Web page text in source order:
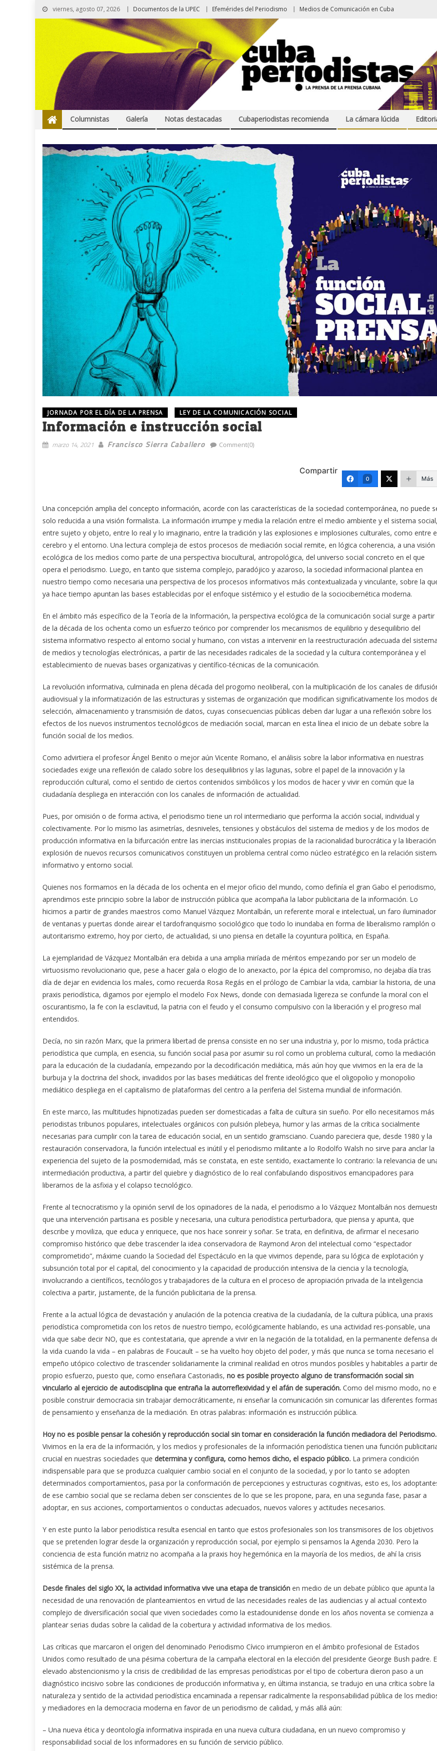
viernes, agosto 07, 2026 Documentos de la UPEC Efemérides del Periodismo Medios de Comunicación en Cuba
Columnistas Galería Notas destacadas Cubaperiodistas recomienda La cámara lúcida
JORNADA POR EL DÍA DE LA PRENSA LEY DE LA COMUNICACIÓN SOCIAL
Información e instrucción social
marzo 14, 2021 Francisco Sierra Caballero Comment(0)
Compartir
0 Más
Una concepción amplia del concepto información, acorde con las características de la sociedad contemporánea, no puede
solo reducida a una visión formalista. La información irrumpe y media la relación entre el medio ambiente y el sistema
entre sujeto y objeto, entre lo real y lo imaginario, entre la tradición y las explosiones e implosiones culturales, como entre
cerebro y el entorno. Una lectura compleja de estos procesos de mediación social remite, en lógica coherencia, a una visión
ecológica de los medios como parte de una perspectiva biocultural, antropológica, del universo social concreto en el que
opera el periodismo. Luego, en tanto que sistema complejo, paradójico y azaroso, la sociedad informacional plantea en
nuestro tiempo como necesaria una perspectiva de los procesos informativos más contextualizada y vinculante, sobre la
ya hace tiempo apuntan las bases establecidas por el enfoque sistémico y el estudio de la sociocibernética moderna.
En el ámbito más específico de la Teoría de la Información, la perspectiva ecológica de la comunicación social surge a partir
de la década de los ochenta como un esfuerzo teórico por comprender los mecanismos de equilibrio y desequilibrio del
sistema informativo respecto al entorno social y humano, con vistas a intervenir en la reestructuración adecuada del
de medios y tecnologías electrónicas, a partir de las necesidades radicales de la sociedad y la cultura contemporánea y el
establecimiento de nuevas bases organizativas y científico-técnicas de la comunicación.
La revolución informativa, culminada en plena década del progomo neoliberal, con la multiplicación de los canales de
audiovisual y la informatización de las estructuras y sistemas de organización que modifican significativamente los modos
selección, almacenamiento y transmisión de datos, cuyas consecuencias públicas deben dar lugar a una reflexión sobre los
efectos de los nuevos instrumentos tecnológicos de mediación social, marcan en esta línea el inicio de un debate sobre la
función social de los medios.
Como advirtiera el profesor Ángel Benito o mejor aún Vicente Romano, el análisis sobre la labor informativa en nuestras
sociedades exige una reflexión de calado sobre los desequilibrios y las lagunas, sobre el papel de la innovación y la
reproducción cultural, como el sentido de ciertos contenidos simbólicos y los modos de hacer y vivir en común que la
ciudadanía despliega en interacción con los canales de información de actualidad.
Pues, por omisión o de forma activa, el periodismo tiene un rol intermediario que performa la acción social, individual y
colectivamente. Por lo mismo las asimetrías, desniveles, tensiones y obstáculos del sistema de medios y de los modos de
producción informativa en la bifurcación entre las inercias institucionales propias de la racionalidad burocrática y la
explosión de nuevos recursos comunicativos constituyen un problema central como núcleo estratégico en la relación
informativo y entorno social.
Quienes nos formamos en la década de los ochenta en el mejor oficio del mundo, como definía el gran Gabo el periodismo,
aprendimos este principio sobre la labor de instrucción pública que acompaña la labor publicitaria de la información. Lo
hicimos a partir de grandes maestros como Manuel Vázquez Montalbán, un referente moral e intelectual, un faro iluminador
de ventanas y puertas donde airear el tardofranquismo sociológico que todo lo inundaba en forma de liberalismo ramplón o
autoritarismo extremo, hoy por cierto, de actualidad, si uno piensa en detalle la coyuntura política, en España.
La ejemplaridad de Vázquez Montalbán era debida a una amplia miríada de méritos empezando por ser un modelo de
virtuosismo revolucionario que, pese a hacer gala o elogio de lo anexacto, por la épica del compromiso, no dejaba día tras
día de dejar en evidencia los males, como recuerda Rosa Regás en el prólogo de Cambiar la vida, cambiar la historia, de una
praxis periodística, digamos por ejemplo el modelo Fox News, donde con demasiada ligereza se confunde la moral con el
oscurantismo, la fe con la esclavitud, la patria con el feudo y el consumo compulsivo con la liberación y el progreso mal
entendidos.
Decía, no sin razón Marx, que la primera libertad de prensa consiste en no ser una industria y, por lo mismo, toda práctica
periodística que cumpla, en esencia, su función social pasa por asumir su rol como un problema cultural, como la mediación
para la educación de la ciudadanía, empezando por la decodificación mediática, más aún hoy que vivimos en la era de la
burbuja y la doctrina del shock, invadidos por las bases mediáticas del frente ideológico que el oligopolio y monopolio
mediático despliega en el capitalismo de plataformas del centro a la periferia del Sistema mundial de información.
En este marco, las multitudes hipnotizadas pueden ser domesticadas a falta de cultura sin sueño. Por ello necesitamos más
periodistas tribunos populares, intelectuales orgánicos con pulsión plebeya, humor y las armas de la crítica socialmente
necesarias para cumplir con la tarea de educación social, en un sentido gramsciano. Cuando pareciera que, desde 1980 y la
restauración conservadora, la función intelectual es inútil y el periodismo militante a lo Rodolfo Walsh no sirve para anclar la
experiencia del sujeto de la posmodernidad, más se constata, en este sentido, exactamente lo contrario: la relevancia de
intermediación productiva, a partir del quiebre y diagnóstico de lo real confabulando dispositivos emancipadores para
liberarnos de la asfixia y el colapso tecnológico.
Frente al tecnocratismo y la opinión servil de los opinadores de la nada, el periodismo a lo Vázquez Montalbán nos
que una intervención partisana es posible y necesaria, una cultura periodística perturbadora, que piensa y apunta, que
describe y moviliza, que educa y enriquece, que nos hace sonreir y soñar. Se trata, en definitiva, de afirmar el necesario
compromiso histórico que debe trascender la idea conservadora de Raymond Aron del intelectual como “espectador
comprometido”, máxime cuando la Sociedad del Espectáculo en la que vivimos depende, para su lógica de explotación y
subsunción total por el capital, del conocimiento y la capacidad de producción intensiva de la ciencia y la tecnología,
involucrando a científicos, tecnólogos y trabajadores de la cultura en el proceso de apropiación privada de la inteligencia
colectiva a partir, justamente, de la función publicitaria de la prensa.
Frente a la actual lógica de devastación y anulación de la potencia creativa de la ciudadanía, de la cultura pública, una praxis
periodística comprometida con los retos de nuestro tiempo, ecológicamente hablando, es una actividad res-ponsable, una
vida que sabe decir NO, que es contestataria, que aprende a vivir en la negación de la totalidad, en la permanente defensa
la vida cuando la vida – en palabras de Foucault – se ha vuelto hoy objeto del poder, y más que nunca se torna necesario el
empeño utópico colectivo de trascender solidariamente la criminal realidad en otros mundos posibles y habitables a partir
propio esfuerzo, puesto que, como enseñara Castoriadis, no es posible proyecto alguno de transformación social sin
vincularlo al ejercicio de autodisciplina que entraña la autorreflexividad y el afán de superación. Como del mismo modo, no
posible construir democracia sin trabajar democráticamente, ni enseñar la comunicación sin comunicar las diferentes
de pensamiento y enseñanza de la mediación. En otras palabras: información es instrucción pública.
Hoy no es posible pensar la cohesión y reproducción social sin tomar en consideración la función mediadora del Periodismo.
Vivimos en la era de la información, y los medios y profesionales de la información periodística tienen una función
crucial en nuestras sociedades que determina y configura, como hemos dicho, el espacio público. La primera condición
indispensable para que se produzca cualquier cambio social en el conjunto de la sociedad, y por lo tanto se adopten
determinados comportamientos, pasa por la conformación de percepciones y estructuras cognitivas, esto es, los
de ese cambio social que se reclama deben ser conscientes de lo que se les propone, para, en una segunda fase, pasar a
adoptar, en sus acciones, comportamientos o conductas adecuados, nuevos valores y actitudes necesarios.
Y en este punto la labor periodística resulta esencial en tanto que estos profesionales son los transmisores de los objetivos
que se pretenden lograr desde la organización y reproducción social, por ejemplo si pensamos la Agenda 2030. Pero la
conciencia de esta función matriz no acompaña a la praxis hoy hegemónica en la mayoría de los medios, de ahí la crisis
sistémica de la prensa.
Desde finales del siglo XX, la actividad informativa vive una etapa de transición en medio de un debate público que apunta la
necesidad de una renovación de planteamientos en virtud de las necesidades reales de las audiencias y al actual contexto
complejo de diversificación social que viven sociedades como la estadounidense donde en los años noventa se comienza a
plantear serias dudas sobre la calidad de la cobertura y actividad informativa de los medios.
Las críticas que marcaron el origen del denominado Periodismo Cívico irrumpieron en el ámbito profesional de Estados
Unidos como resultado de una pésima cobertura de la campaña electoral en la elección del presidente George Bush padre.
elevado abstencionismo y la crisis de credibilidad de las empresas periodísticas por el tipo de cobertura dieron paso a un
diagnóstico incisivo sobre las condiciones de producción informativa y, en última instancia, se tradujo en una crítica sobre la
naturaleza y sentido de la actividad periodística encaminada a repensar radicalmente la responsabilidad pública de los
y mediadores en la democracia moderna en favor de un periodismo de calidad, y más allá aún:
– Una nueva ética y deontología informativa inspirada en una nueva cultura ciudadana, en un nuevo compromiso y
responsabilidad social de los informadores en su función de servicio público.